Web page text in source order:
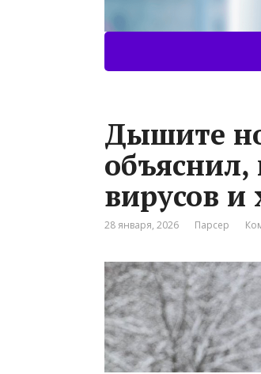
Дышите
объяснил,
вирусов и
28 января, 2026 Парсер